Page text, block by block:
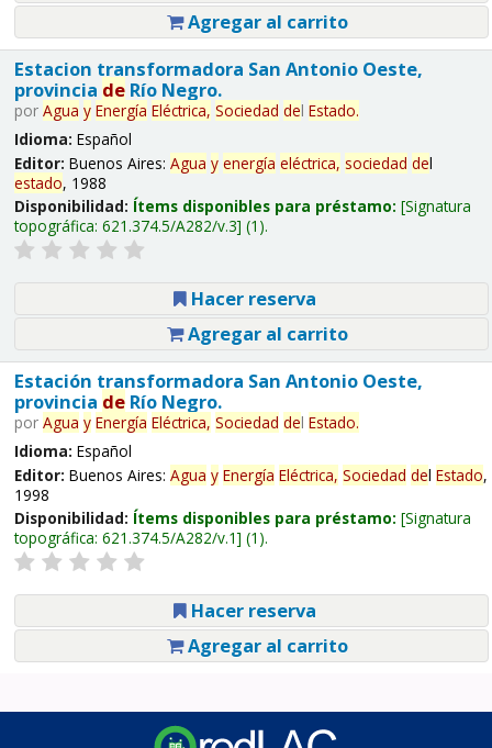
Agregar al carrito
Estacion transformadora San Antonio Oeste,
provincia deRío Negro.
por Agua y Energía Eléctrica, Sociedad del Estado.
Idioma: Español
Editor: Buenos Aires: Agua y energía eléctrica, sociedad del
estado, 1988
Disponibilidad: Ítems disponibles para préstamo: Signatura
topográfica: 621.374.5/A282/v.3 (1).
Hacer reserva
Agregar al carrito
Estación transformadora San Antonio Oeste,
provincia deRío Negro.
por Agua y Energía Eléctrica, Sociedad del Estado.
Idioma: Español
Editor: Buenos Aires: Agua y Energía Eléctrica, Sociedad del Estado,
1998
Disponibilidad: Ítems disponibles para préstamo: Signatura
topográfica: 621.374.5/A282/v.1 (1).
Hacer reserva
Agregar al carrito